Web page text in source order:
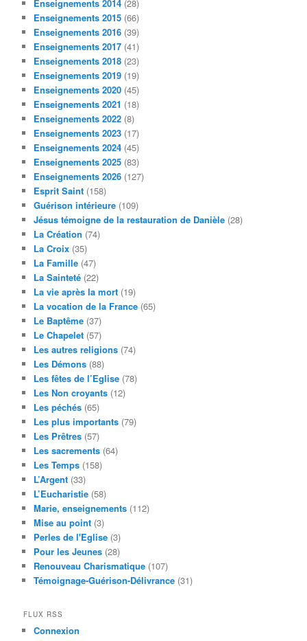
Enseignements 2014 (28)
Enseignements 2015 (66)
Enseignements 2016 (39)
Enseignements 2017 (41)
Enseignements 2018 (23)
Enseignements 2019 (19)
Enseignements 2020 (45)
Enseignements 2021 (18)
Enseignements 2022 (8)
Enseignements 2023 (17)
Enseignements 2024 (45)
Enseignements 2025 (83)
Enseignements 2026 (127)
Esprit Saint (158)
Guérison intérieure (109)
Jésus témoigne de la restauration de Danièle (28)
La Création (74)
La Croix (35)
La Famille (47)
La Sainteté (22)
La vie après la mort (19)
La vocation de la France (65)
Le Baptême (37)
Le Chapelet (57)
Les autres religions (74)
Les Démons (88)
Les fêtes de l’Eglise (78)
Les Non croyants (12)
Les péchés (65)
Les plus importants (79)
Les Prêtres (57)
Les sacrements (64)
Les Temps (158)
L’Argent (33)
L’Eucharistie (58)
Marie, enseignements (112)
Mise au point (3)
Perles de l'Eglise (3)
Pour les Jeunes (28)
Renouveau Charismatique (107)
Témoignage-Guérison-Délivrance (31)
FLUX RSS
Connexion